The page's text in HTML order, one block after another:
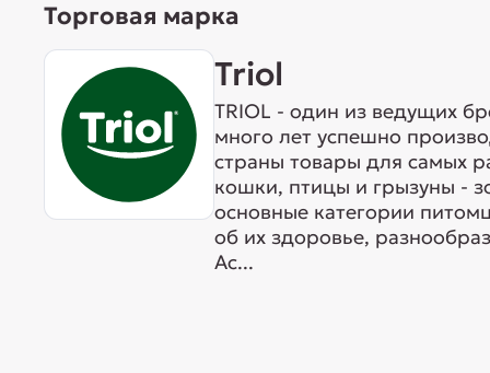
Торговая марка
Triol
TRIOL - один из ведущих
много лет успешно
страны товары для самых
кошки, птицы и грызуны -
основные категории
об их здоровье,
Ас...